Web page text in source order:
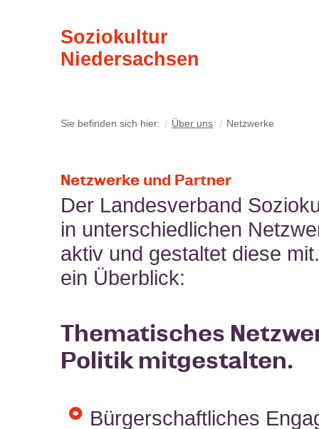
Soziokultur
Niedersachsen
Sie befinden sich hier: Über uns Netzwerke
Netzwerke und Partner
Der Landesverband
in unterschiedlichen
aktiv und gestaltet diese
ein Überblick:
Thematisches
Politik mitgestalten.
Bürgerschaftliches